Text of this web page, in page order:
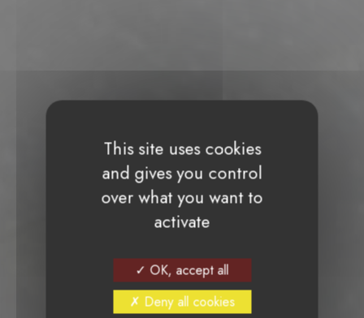
This site uses cookies
and gives you control
over what you want to
activate
OK, accept all
Deny all cookies